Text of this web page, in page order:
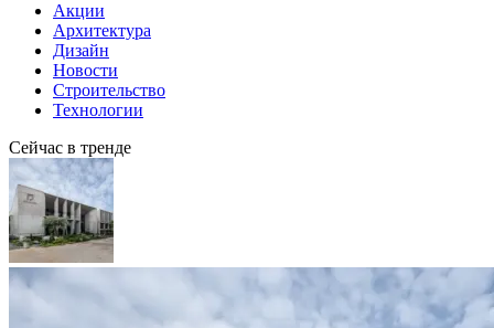
Акции
Архитектура
Дизайн
Новости
Строительство
Технологии
Сейчас в тренде